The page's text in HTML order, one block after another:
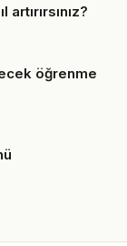
öğrenme